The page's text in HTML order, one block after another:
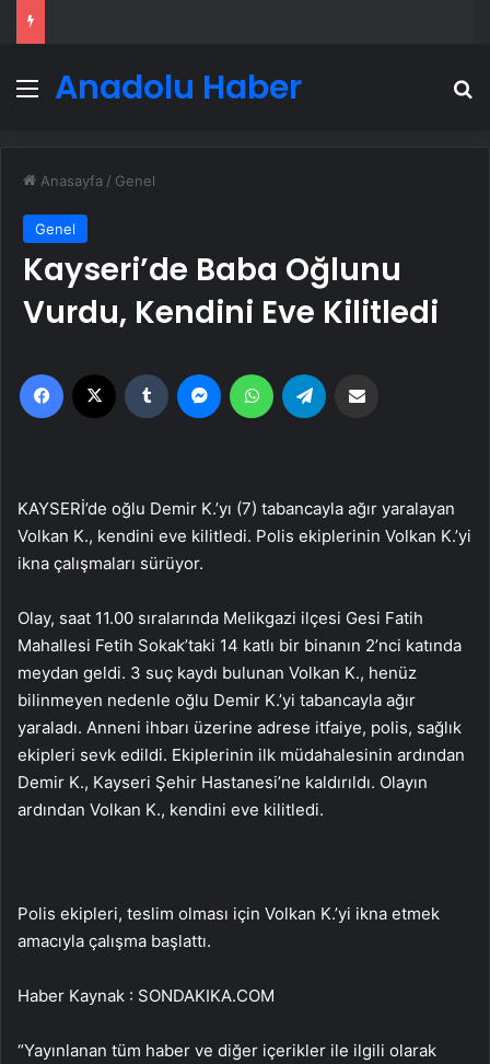
Menü
Anadolu Haber
Anasayfa / Genel
Genel
Kayseri’de Baba Oğlunu
Vurdu, Kendini Eve Kilitledi
Facebook Tumblr MessengerWhatsApp
KAYSERİ’de oğlu Demir K.’yı (7) tabancayla ağır yaralayan
Volkan K., kendini eve kilitledi. Polis ekiplerinin Volkan K.’yi
ikna çalışmaları sürüyor.
Olay, saat 11.00 sıralarında Melikgazi ilçesi Gesi Fatih
Mahallesi Fetih Sokak’taki 14 katlı bir binanın 2’nci katında
meydan geldi. 3 suç kaydı bulunan Volkan K., henüz
bilinmeyen nedenle oğlu Demir K.’yi tabancayla ağır
yaraladı. Anneni ihbarı üzerine adrese itfaiye, polis, sağlık
ekipleri sevk edildi. Ekiplerinin ilk müdahalesinin ardından
Demir K., Kayseri Şehir Hastanesi’ne kaldırıldı. Olayın
ardından Volkan K., kendini eve kilitledi.
Polis ekipleri, teslim olması için Volkan K.’yi ikna etmek
amacıyla çalışma başlattı.
Haber Kaynak : SONDAKIKA.COM
“Yayınlanan tüm haber ve diğer içerikler ile ilgili olarak